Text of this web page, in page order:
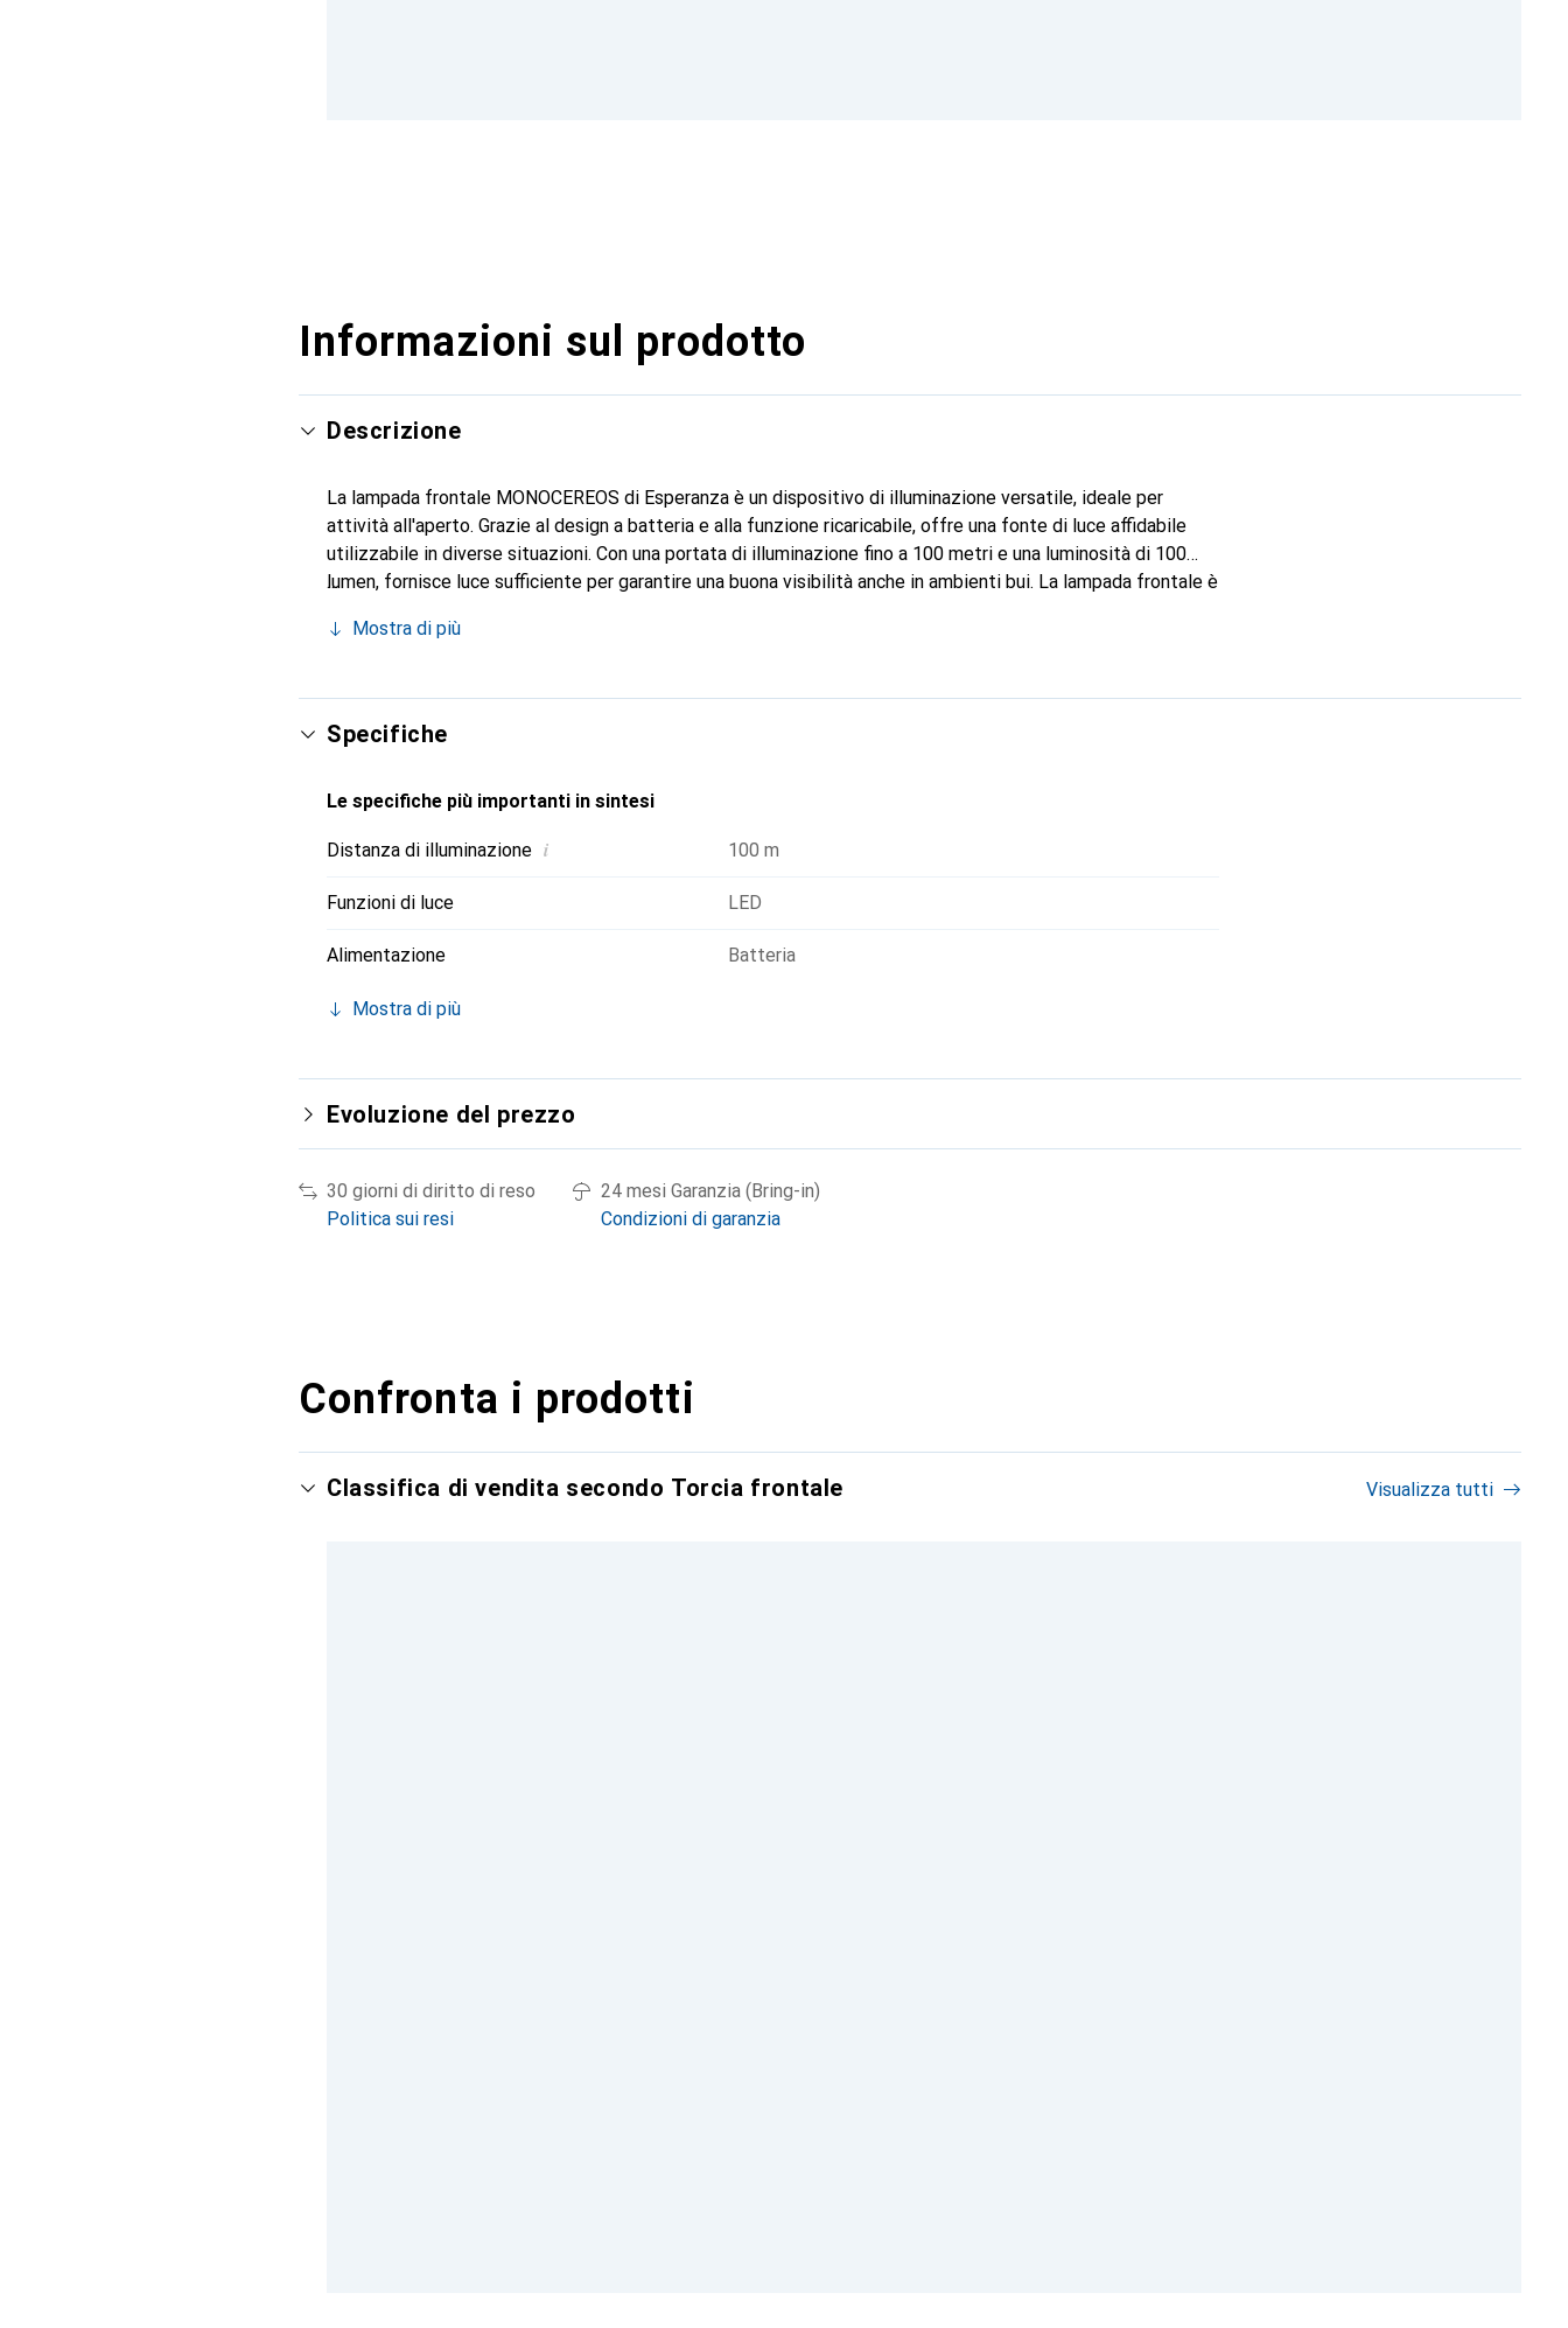
Informazioni sul prodotto
Descrizione
La lampada frontale MONOCEREOS di Esperanza è un dispositivo di illuminazione versatile, ideale per
attività all'aperto. Grazie al design a batteria e alla funzione ricaricabile, offre una fonte di luce affidabile
utilizzabile in diverse situazioni. Con una portata di illuminazione fino a 100 metri e una luminosità di 100
lumen, fornisce luce sufficiente per garantire una buona visibilità anche in ambienti bui. La lampada frontale è
dispositivo è disponibile nei colori nero e giallo, con la specifica denominazione del colore Black. La lampada
per le attività all'aperto. È adatta sia per uso professionale che privato e offre un facile utilizzo e
un'efficiente prestazione luminosa. La combinazione di batteria ricaricabile e tecnologia LED garantisce una
soluzione di illuminazione sostenibile e potente.
Mostra di più
Specifiche
Le specifiche più importanti in sintesi
Distanza di illuminazione i 100 m
Funzioni di luce LED
Alimentazione Batteria
Mostra di più
Evoluzione del prezzo
30 giorni di diritto di reso
Politica sui resi
24 mesi Garanzia (Bring-in)
Condizioni di garanzia
Confronta i prodotti
Classifica di vendita secondo Torcia frontale Visualizza tutti